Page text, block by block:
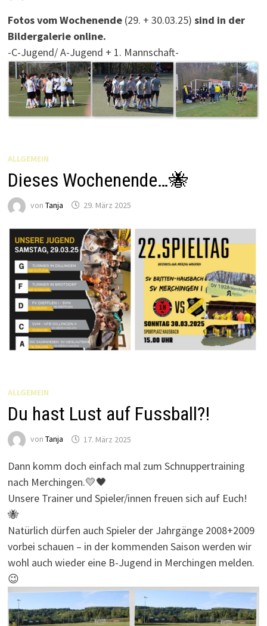
Fotos vom Wochenende (29. + 30.03.25) sind in der
Bildergalerie online.
-C-Jugend/ A-Jugend + 1. Mannschaft-
ALLGEMEIN
Dieses Wochenende…🐝
von Tanja 29. März 2025
ALLGEMEIN
Du hast Lust auf Fussball?!
von Tanja 17. März 2025
Dann komm doch einfach mal zum Schnuppertraining
nach Merchingen.💛🖤
Unsere Trainer und Spieler/innen freuen sich auf Euch!
🐝
Natürlich dürfen auch Spieler der Jahrgänge 2008+2009
vorbei schauen – in der kommenden Saison werden wir
wohl auch wieder eine B-Jugend in Merchingen melden.
😉